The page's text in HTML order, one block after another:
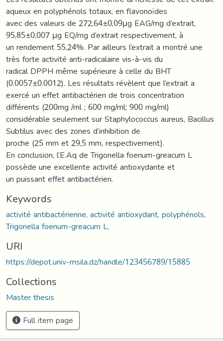
aqueux en polyphénols totaux, en flavonoïdes
avec des valeurs de 272,64±0,09μg EAG/mg d’extrait,
95,85±0,007 μg EQ/mg d’extrait respectivement, à
un rendement 55,24%. Par ailleurs l’extrait a montré une
très forte activité anti-radicalaire vis-à-vis du
radical DPPH même supérieure à celle du BHT
(0.0057±0.0012). Les résultats révèlent que l’extrait a
exercé un effet antibactérien de trois concentration
différents (200mg /ml ; 600 mg/ml; 900 mg/ml)
considérable seulement sur Staphylococcus aureus, Bacillus
Subtilus avec des zones d’inhibition de
proche (25 mm et 29,5 mm, respectivement).
En conclusion, l’E.Aq de Trigonella foenum-greacum L
possède une excellente activité antioxydante et
un puissant effet antibactérien.
Keywords
activité antibactérienne, activité antioxydant, polyphénols,
Trigonella foenum-greacum L,
URI
https://depot.univ-msila.dz/handle/123456789/15885
Collections
Master thesis
Full item page